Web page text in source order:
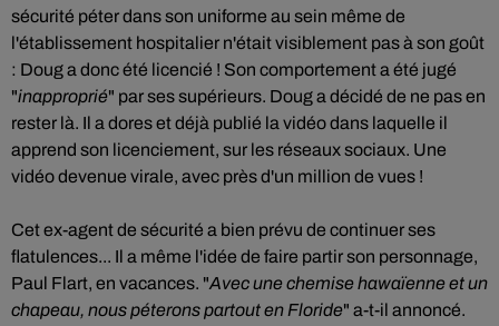
sécurité péter dans son uniforme au sein même de
l'établissement hospitalier n'était visiblement pas à son goût
: Doug a donc été licencié ! Son comportement a été jugé
"inapproprié" par ses supérieurs. Doug a décidé de ne pas en
rester là. Il a dores et déjà publié la vidéo dans laquelle il
apprend son licenciement, sur les réseaux sociaux. Une
vidéo devenue virale, avec près d'un million de vues !
Cet ex-agent de sécurité a bien prévu de continuer ses
flatulences... Il a même l'idée de faire partir son personnage,
Paul Flart, en vacances. "Avec une chemise hawaïenne et un
chapeau, nous péterons partout en Floride" a-t-il annoncé.